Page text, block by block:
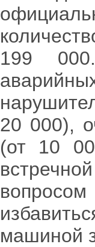
199
20 000),
(от 10
вопросом
машиной